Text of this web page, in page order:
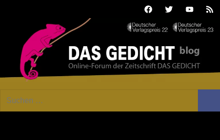
FacebookTwitterYoutube
GEDICHT
Forum
von
Suchen